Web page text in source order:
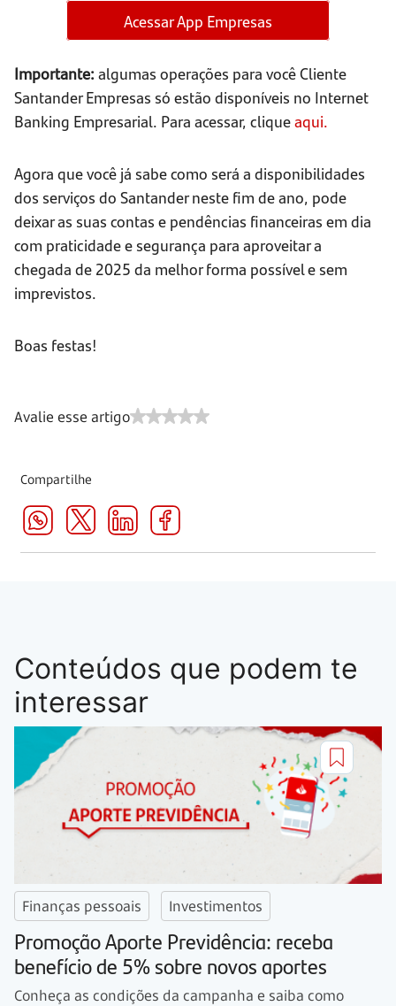
Acessar App Empresas
Importante: algumas operações para você Cliente
Santander Empresas só estão disponíveis no Internet
Banking Empresarial. Para acessar, cliqueaqui.
Agora que você já sabe como será a disponibilidades
dos serviços do Santander neste fim de ano, pode
deixar as suas contas e pendências financeiras em dia
com praticidade e segurança para aproveitar a
chegada de 2025 da melhor forma possível e sem
imprevistos.
Boas festas!
Avalie esse artigo
Compartilhe
Conteúdos que podem te
interessar
Finanças pessoais Investimentos
Promoção Aporte Previdência: receba
benefício de 5% sobre novos aportes
Conheça as condições da campanha e saiba como